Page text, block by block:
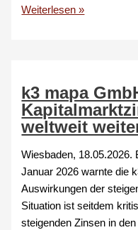
Weiterlesen »
k3 mapa
weltweit
Wiesbaden, 18.05.2026.
Januar 2026 warnte die
Auswirkungen der
Situation ist seitdem
steigenden Zinsen in